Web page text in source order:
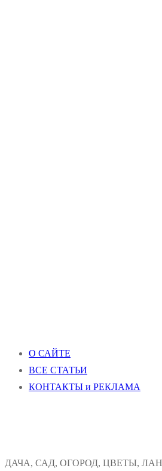
О САЙТЕ
ВСЕ СТАТЬИ
КОНТАКТЫ и РЕКЛАМА
ДАЧА, САД, ОГОРОД, ЦВЕТЫ,